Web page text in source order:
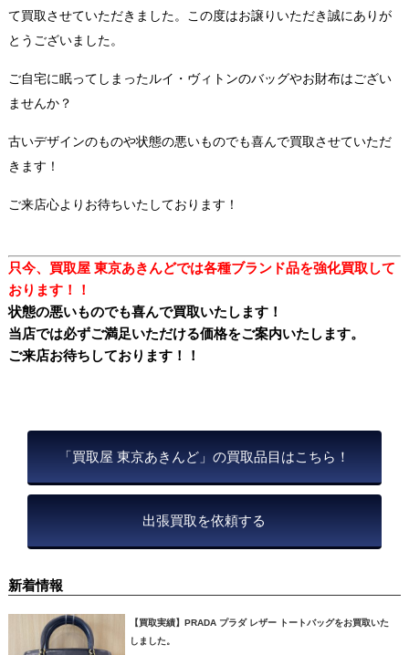
て買取させていただきました。この度はお譲りいただき誠にありが
とうございました。
ご自宅に眠ってしまったルイ・ヴィトンのバッグやお財布はござい
ませんか？
古いデザインのものや状態の悪いものでも喜んで買取させていただ
きます！
ご来店心よりお待ちいたしております！
只今、買取屋 東京あきんどでは各種ブランド品を強化買取して
おります！！
状態の悪いものでも喜んで買取いたします！
当店では必ずご満足いただける価格をご案内いたします。
ご来店お待ちしております！！
「買取屋 東京あきんど」の買取品目はこちら！
出張買取を依頼する
新着情報
【買取実績】PRADA プラダ レザー トートバッグをお買取いた
しました。